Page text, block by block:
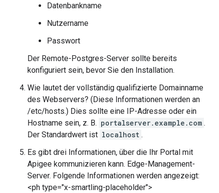
Datenbankname
Nutzername
Passwort
Der Remote-Postgres-Server sollte bereits
konfiguriert sein, bevor Sie den Installation.
Wie lautet der vollständig qualifizierte Domainname
des Webservers? (Diese Informationen werden an
/etc/hosts.) Dies sollte eine IP-Adresse oder ein
Hostname sein, z. B. portalserver.example.com .
Der Standardwert ist localhost .
Es gibt drei Informationen, über die Ihr Portal mit
Apigee kommunizieren kann. Edge-Management-
Server. Folgende Informationen werden angezeigt:
<ph type="x-smartling-placeholder">